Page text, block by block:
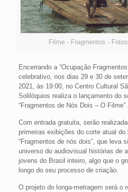
Filme - Fragmentos -
Encerrando a “Ocupação
celebrativo, nos dias 29 e 30 de
2021, às 19:00, no Centro Cultural
Solilóquios realiza o lançamento do
“Fragmentos de Nós Dois – O Filme”.
Com entrada gratuita, serão
primeiras exibições do corte atual do
“Fragmentos de nós dois”, que leva
universo do audiovisual histórias de
jovens do Brasil inteiro, algo que o
longo do seu processo de criação.
O projeto do longa-metragem será o